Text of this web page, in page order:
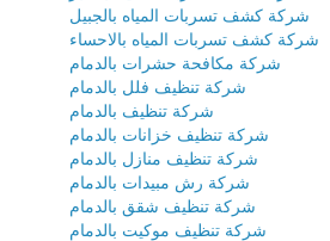
شركة كشف تسربات المياه بالجبيل
شركة كشف تسربات المياه بالاحساء
شركة مكافحة حشرات بالدمام
شركة تنظيف فلل بالدمام
شركة تنظيف بالدمام
شركة تنظيف خزانات بالدمام
شركة تنظيف منازل بالدمام
شركة رش مبيدات بالدمام
شركة تنظيف شقق بالدمام
شركة تنظيف موكيت بالدمام